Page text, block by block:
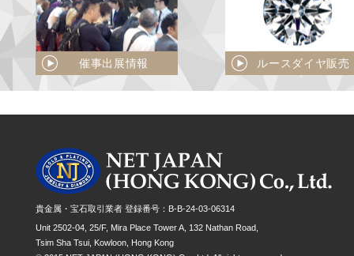
催事出展情報 ルースダイヤ販売
貴金属・宝石取引業者 登録番号：B-B-24-03-06314
Unit 2502-04, 25/F, Mira Place Tower A, 132 Nathan Road,
Tsim Sha Tsui, Kowloon, Hong Kong